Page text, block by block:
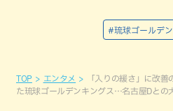
#琉球ゴールデ
TOP エンタメ
「入りの緩さ」に改
た琉球ゴールデンキングス…名古屋Dとの